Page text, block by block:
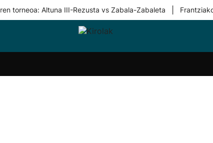
torneoa: Altuna III-Rezusta vs Zabala-Zabaleta
Taldeak